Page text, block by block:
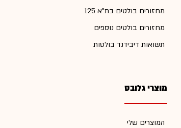
מחזורים בולטים בת"א 125
מחזורים בולטים נוספים
תשואות דיבידנד בולטות
מוצרי גלובס
המוצרים שלי